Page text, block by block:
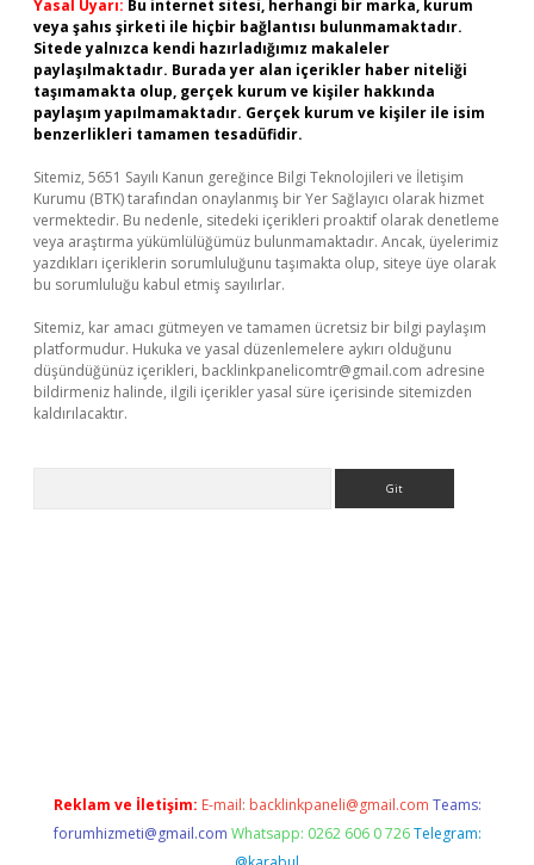
Yasal Uyarı: Bu internet sitesi, herhangi bir marka, kurum
veya şahıs şirketi ile hiçbir bağlantısı bulunmamaktadır.
Sitede yalnızca kendi hazırladığımız makaleler
paylaşılmaktadır. Burada yer alan içerikler haber niteliği
taşımamakta olup, gerçek kurum ve kişiler hakkında
paylaşım yapılmamaktadır. Gerçek kurum ve kişiler ile isim
benzerlikleri tamamen tesadüfidir.
Sitemiz, 5651 Sayılı Kanun gereğince Bilgi Teknolojileri ve İletişim
Kurumu (BTK) tarafından onaylanmış bir Yer Sağlayıcı olarak hizmet
vermektedir. Bu nedenle, sitedeki içerikleri proaktif olarak denetleme
veya araştırma yükümlülüğümüz bulunmamaktadır. Ancak, üyelerimiz
yazdıkları içeriklerin sorumluluğunu taşımakta olup, siteye üye olarak
bu sorumluluğu kabul etmiş sayılırlar.
Sitemiz, kar amacı gütmeyen ve tamamen ücretsiz bir bilgi paylaşım
platformudur. Hukuka ve yasal düzenlemelere aykırı olduğunu
düşündüğünüz içerikleri, backlinkpanelicomtr@gmail.com adresine
bildirmeniz halinde, ilgili içerikler yasal süre içerisinde sitemizden
kaldırılacaktır.
Reklam ve İletişim: E-mail: backlinkpaneli@gmail.com Teams:
forumhizmeti@gmail.com Whatsapp: 0262 606 0 726 Telegram: